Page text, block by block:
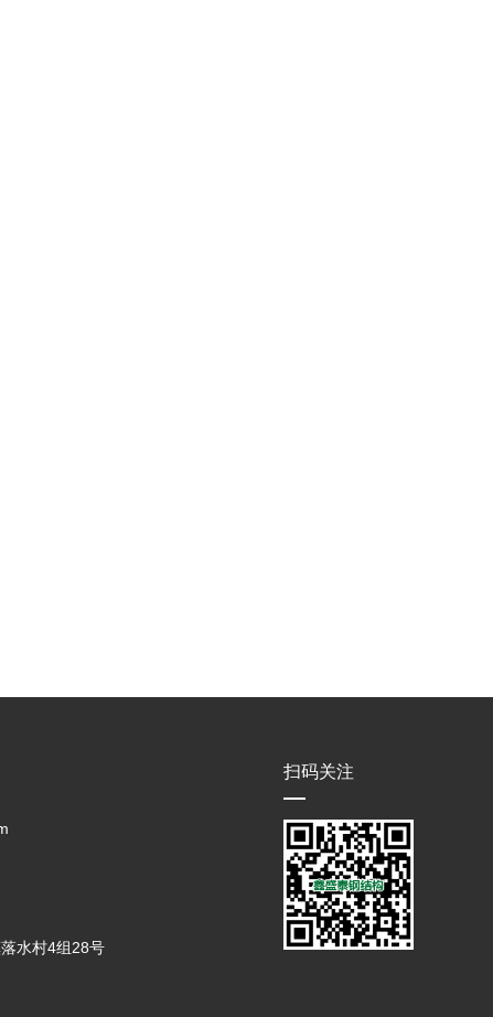
水村4组28号
扫码关注